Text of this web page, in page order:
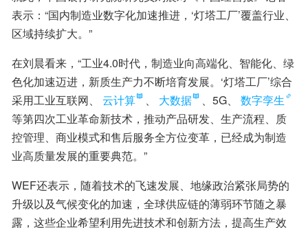
表示：“国内制造业数字化加速推进，‘灯塔工厂’覆盖行业、
区域持续扩大。”
在刘晨看来，“工业4.0时代，制造业向高端化、智能化、绿
色化加速迈进，新质生产力不断培育发展。‘灯塔工厂’综合
采用工业互联网、
云计算 、 大数据 、5G、
数字孪生
等第四次工业革命新技术，推动产品研发、生产流程、质
控管理、商业模式和售后服务全方位变革，已经成为制造
业高质量发展的重要典范。”
WEF还表示，随着技术的飞速发展、地缘政治紧张局势的
升级以及气候变化的加速，全球供应链的薄弱环节随之暴
露，这些企业希望利用先进技术和创新方法，提高生产效